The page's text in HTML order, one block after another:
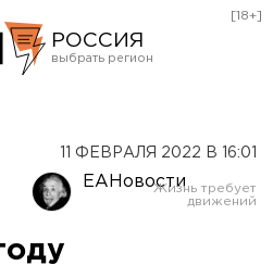
РОССИЯ
Оренбург
[18+]
11 ФЕВРАЛЯ 2022 В 16:01
ЕАНовости